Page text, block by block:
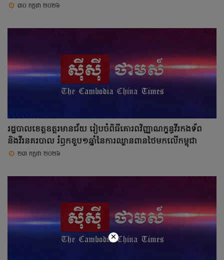
៣០ កក្កដា ២០២៦
រដ្ឋបាលខេត្តឧត្ដរមានជ័យ រៀបចំពិធីគោរពវិញ្ញាណក្ខន្ធវីរកងទ័ព
និងវីរនគរបាល រំឭកខួប១ឆ្នាំនៃការឈ្លានពានថៃមកលើកម្ពុជា
២៣ កក្កដា ២០២៦
×